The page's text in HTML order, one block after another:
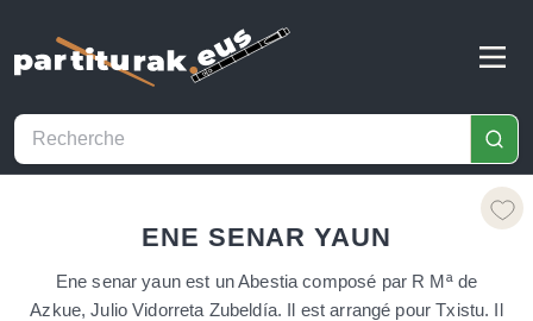
ENE SENAR YAUN
Ene senar yaun est un Abestia composé par R Mª de
Azkue, Julio Vidorreta Zubeldía. Il est arrangé pour Txistu. Il